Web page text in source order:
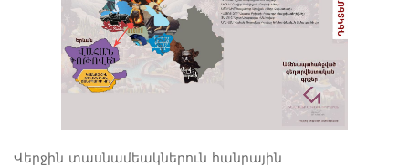
Վերջին տասնամեակներուն հանրային